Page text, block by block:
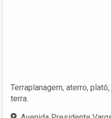
Terraplanagem, aterro,
terra.